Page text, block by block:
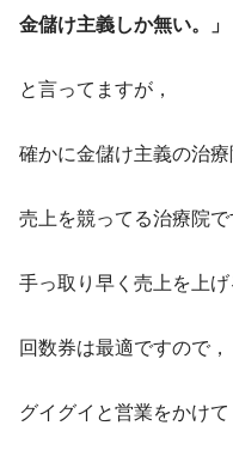
金儲け主義しか無い。」
と言ってますが，
確かに金儲け主義の治療
売上を競ってる治療院で
手っ取り早く売上を上
回数券は最適ですので，
グイグイと営業をかけ